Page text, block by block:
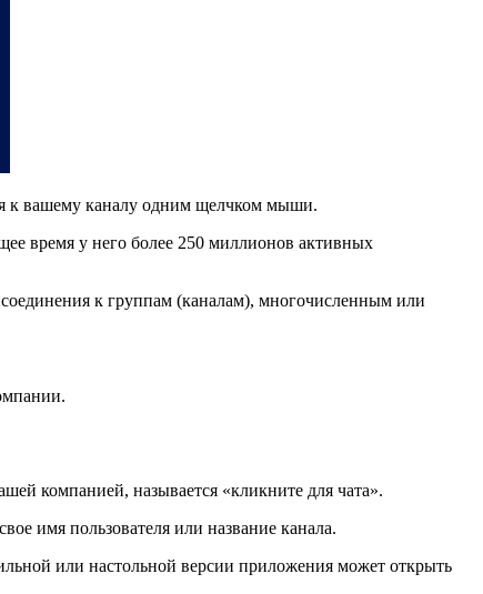
к вашему каналу одним щелчком мыши.
время у него более 250 миллионов активных
к группам (каналам), многочисленным или
компанией, называется «кликните для чата».
имя пользователя или название канала.
или настольной версии приложения может открыть